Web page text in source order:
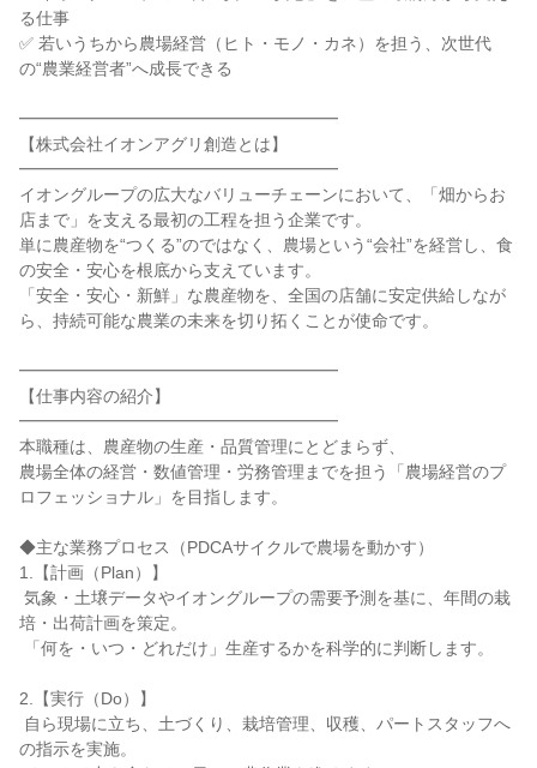
る仕事
✅ 若いうちから農場経営（ヒト・モノ・カネ）を担う、次世代
の“農業経営者”へ成長できる
━━━━━━━━━━━━━━━━━━━
【株式会社イオンアグリ創造とは】
━━━━━━━━━━━━━━━━━━━
イオングループの広大なバリューチェーンにおいて、「畑からお
店まで」を支える最初の工程を担う企業です。
単に農産物を“つくる”のではなく、農場という“会社”を経営し、食
の安全・安心を根底から支えています。
「安全・安心・新鮮」な農産物を、全国の店舗に安定供給しなが
ら、持続可能な農業の未来を切り拓くことが使命です。
━━━━━━━━━━━━━━━━━━━
【仕事内容の紹介】
━━━━━━━━━━━━━━━━━━━
本職種は、農産物の生産・品質管理にとどまらず、
農場全体の経営・数値管理・労務管理までを担う「農場経営のプ
ロフェッショナル」を目指します。
◆主な業務プロセス（PDCAサイクルで農場を動かす）
1.【計画（Plan）】
培・出荷計画を策定。
2.【実行（Do）】
の指示を実施。